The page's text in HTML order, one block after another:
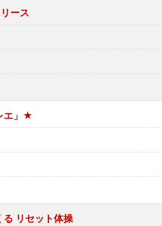
ース
エ」★
リセット体操